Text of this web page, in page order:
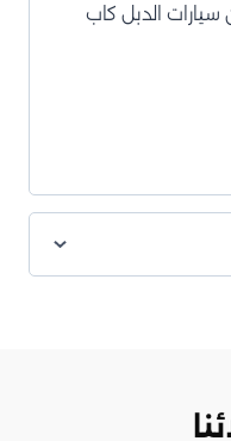
الدبل كاب